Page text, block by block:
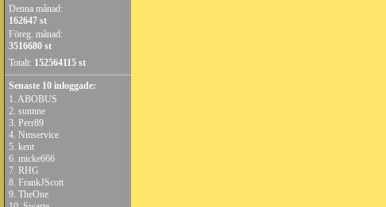
Denna månad:
162647 st
Föreg. månad:
3516680 st
Totalt: 152564115 st
Senaste 10 inloggade:
1. ABOBUS
2. sunnne
3. Perr89
4. Nmservice
5. kent
6. micke666
7. RHG
8. FrankJScott
9. TheOne